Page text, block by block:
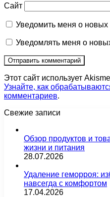
Сайт
Уведомить меня о
Уведомлять меня о
Этот сайт использует
Узнайте, как
комментариев.
Свежие записи
Обзор продуктов и
жизни и питания
28.07.2026
Удаление геморроя:
навсегда с комфортом
17.04.2026